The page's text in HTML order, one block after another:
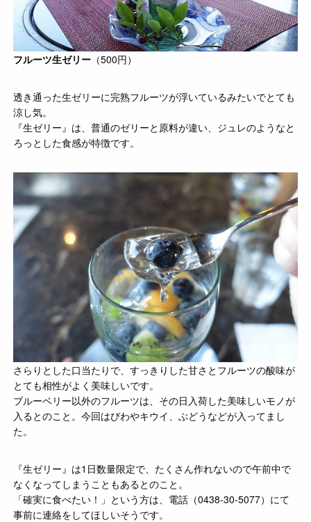
フルーツ生ゼリー （500円）
透き通った生ゼリーに完熟フルーツが浮いているみたいでとても
涼し気。
『生ゼリー』は、普通のゼリーと原料が違い、ジュレのようなと
ろっとした食感が特徴です。
さらりとした口当たりで、すっきりした甘さとフルーツの酸味が
とても相性がよく美味しいです。
ブルーベリー以外のフルーツは、その日入荷した美味しいモノが
入るとのこと。今回はびわやキウイ、ぶどうなどが入ってまし
た。
『生ゼリー』は1日数量限定で、たくさん作れないので午前中で
なくなってしまうこともあるとのこと。
「確実に食べたい！」という方は、電話（0438-30-5077）にて
事前に連絡をしてほしいそうです。